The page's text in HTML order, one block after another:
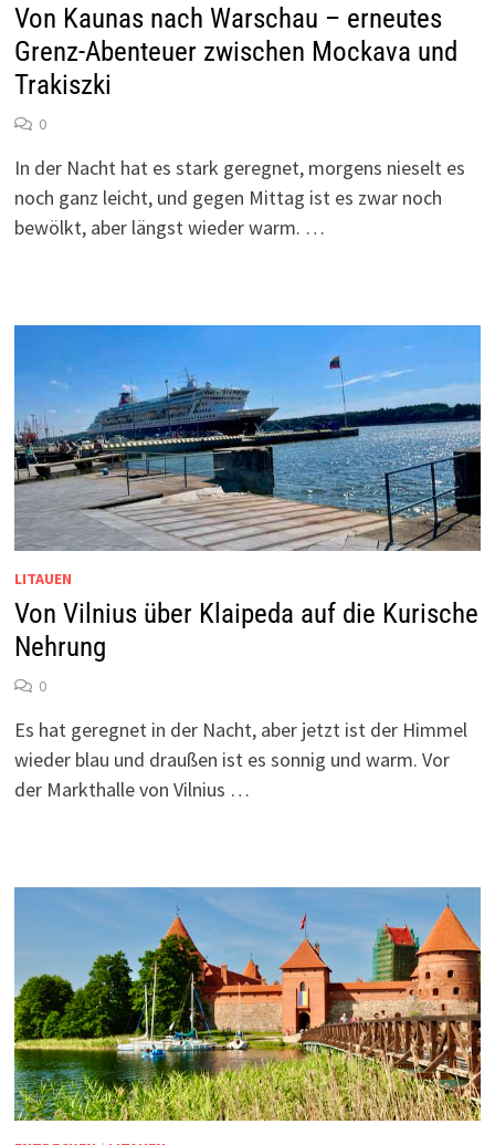
Von Kaunas nach Warschau – erneutes
Grenz-Abenteuer zwischen Mockava und
Trakiszki
0
In der Nacht hat es stark geregnet, morgens nieselt es
noch ganz leicht, und gegen Mittag ist es zwar noch
bewölkt, aber längst wieder warm. …
LITAUEN
Von Vilnius über Klaipeda auf die Kurische
Nehrung
0
Es hat geregnet in der Nacht, aber jetzt ist der Himmel
wieder blau und draußen ist es sonnig und warm. Vor
der Markthalle von Vilnius …